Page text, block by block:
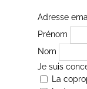
Adresse
Prénom
Nom
Je suis
La